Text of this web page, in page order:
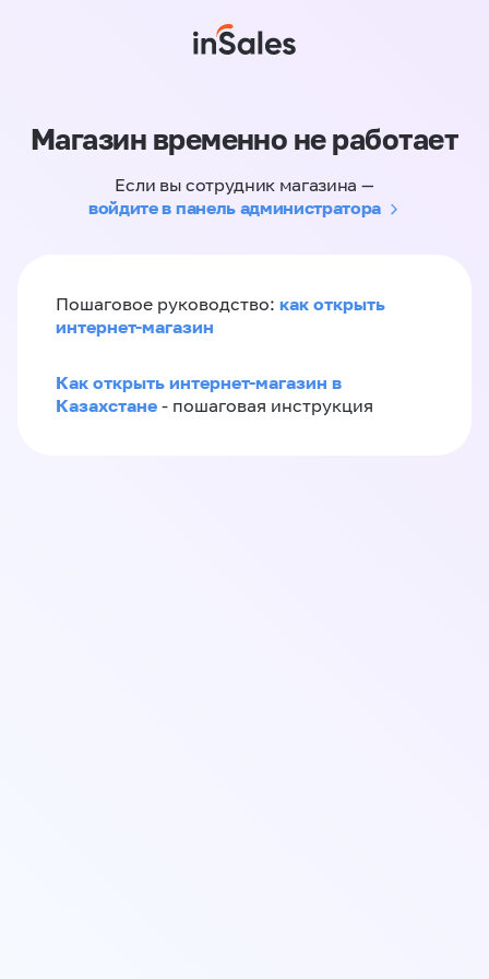
Магазин временно не работает
Если вы сотрудник магазина —
войдите в панель администратора
Пошаговое руководство: как открыть
интернет-магазин
Как открыть интернет-магазин в
Казахстане - пошаговая инструкция